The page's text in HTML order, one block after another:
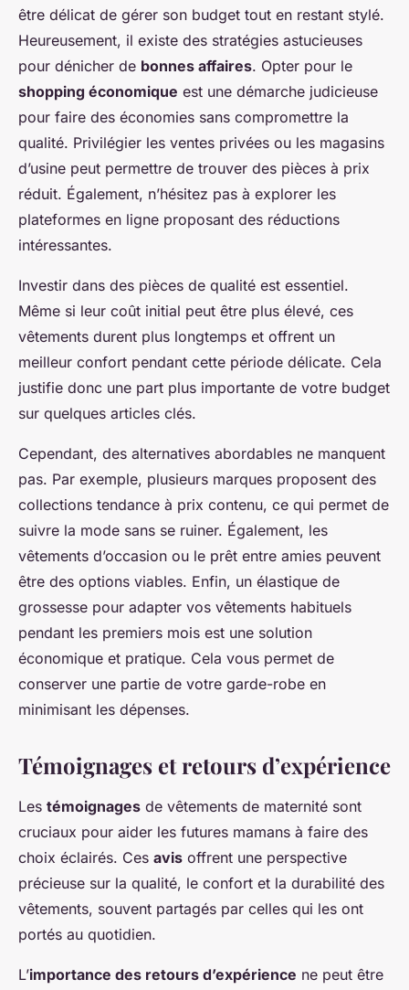
être délicat de gérer son budget tout en restant stylé.
Heureusement, il existe des stratégies astucieuses
pour dénicher de bonnes affaires. Opter pour le
shopping économique est une démarche judicieuse
pour faire des économies sans compromettre la
qualité. Privilégier les ventes privées ou les magasins
d’usine peut permettre de trouver des pièces à prix
réduit. Également, n’hésitez pas à explorer les
plateformes en ligne proposant des réductions
intéressantes.
Investir dans des pièces de qualité est essentiel.
Même si leur coût initial peut être plus élevé, ces
vêtements durent plus longtemps et offrent un
meilleur confort pendant cette période délicate. Cela
justifie donc une part plus importante de votre budget
sur quelques articles clés.
Cependant, des alternatives abordables ne manquent
pas. Par exemple, plusieurs marques proposent des
collections tendance à prix contenu, ce qui permet de
suivre la mode sans se ruiner. Également, les
vêtements d’occasion ou le prêt entre amies peuvent
être des options viables. Enfin, un élastique de
grossesse pour adapter vos vêtements habituels
pendant les premiers mois est une solution
économique et pratique. Cela vous permet de
conserver une partie de votre garde-robe en
minimisant les dépenses.
Témoignages et retours d’expérience
Les témoignages de vêtements de maternité sont
cruciaux pour aider les futures mamans à faire des
choix éclairés. Ces avis offrent une perspective
précieuse sur la qualité, le confort et la durabilité des
vêtements, souvent partagés par celles qui les ont
portés au quotidien.
L’importance des retours d’expérience ne peut être